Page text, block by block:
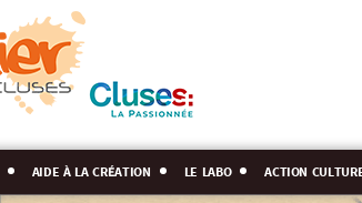
aide à la création le labo action